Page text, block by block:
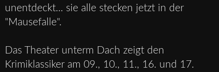
unentdeckt... sie alle stecken jetzt in der
"Mausefalle".
Das Theater unterm Dach zeigt den
Krimiklassiker am 09., 10., 11., 16. und 17.